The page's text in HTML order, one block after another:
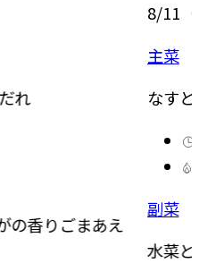
れ
の香りごまあえ
8/11 （
主菜
なす
副菜
水菜